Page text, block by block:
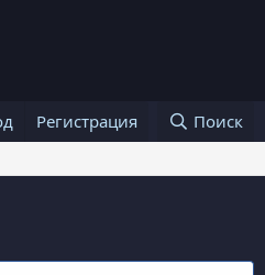
Регистрация Поиск